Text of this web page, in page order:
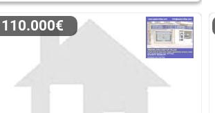
110.000€